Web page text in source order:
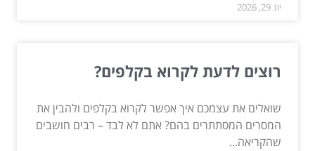
יונ 29, 2026
רוצים לדעת לקרוא בקלפים?
שואלים את עצמכם איך אפשר לקרוא בקלפים ולהבין את
המסרים המסתתרים בהם? אתם לא לבד – רבים חושבים
שהקריאה...